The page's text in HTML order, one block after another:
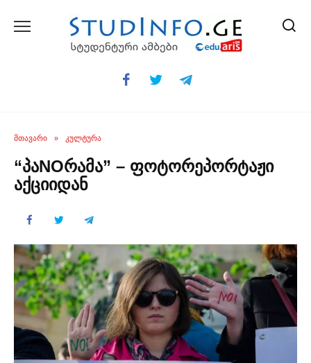
ᲛᲗᲐᲕᲐᲠᲘ » ᲙᲣᲚᲢᲣᲠᲐ
“პაNOრამა” – ფოტორეპორტაჟი
აქციიდან